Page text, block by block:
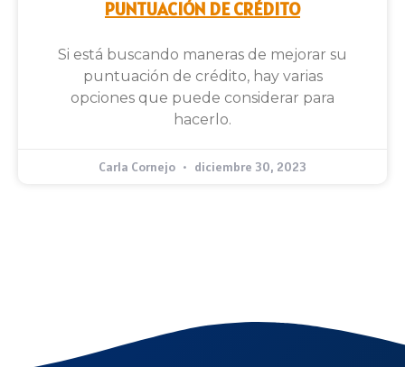
PUNTUACIÓN DE CRÉDITO
Si está buscando maneras de mejorar su
puntuación de crédito, hay varias
opciones que puede considerar para
hacerlo.
Carla Cornejo diciembre 30, 2023